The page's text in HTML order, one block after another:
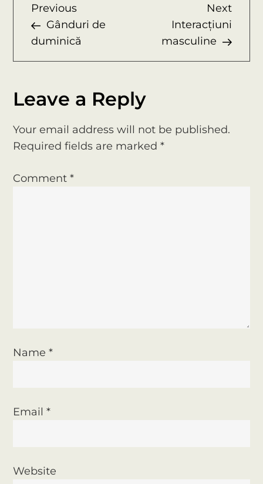
necondiționat
P
o
s
t
n
a
v
o
Previous
Post
Previous
Gânduri de
duminică
Next
Post
Next
Interacțiuni
masculine
Leave a Reply
Your email address will not be published.
Required fields are marked*
Comment*
Name*
Email*
Website